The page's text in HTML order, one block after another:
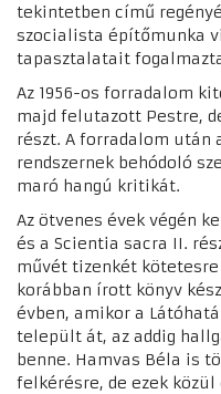
tekintetben című
szocialista építőmunka
tapasztalatait
Az 1956-os forradalom
majd felutazott Pestre,
részt. A forradalom után
rendszernek behódoló
maró hangú kritikát.
Az ötvenes évek végén
és a Scientia sacra II.
művét tizenkét
korábban írott könyv
évben, amikor a
települt át, az addig
benne. Hamvas Béla is
felkérésre, de ezek közül